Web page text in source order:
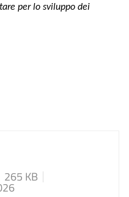
per lo sviluppo dei
265 KB